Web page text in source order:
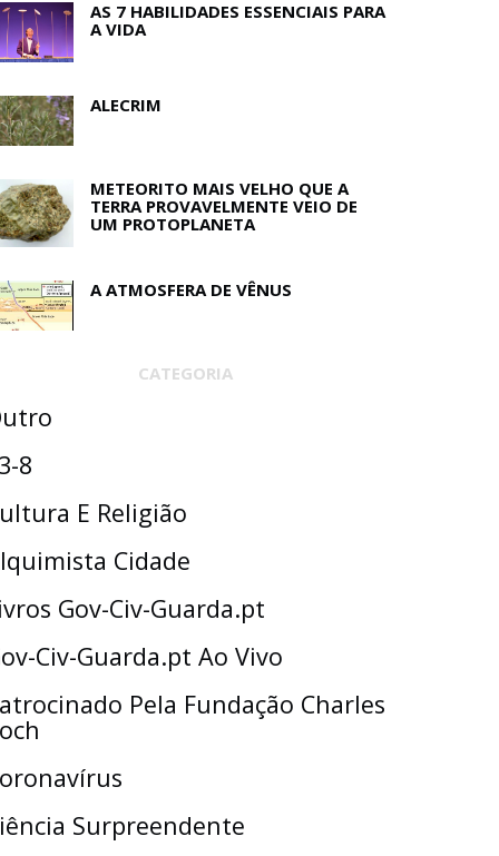
AS 7 HABILIDADES ESSENCIAIS PARA
A VIDA
ALECRIM
METEORITO MAIS VELHO QUE A
TERRA PROVAVELMENTE VEIO DE
UM PROTOPLANETA
A ATMOSFERA DE VÊNUS
CATEGORIA
8
E Religião
Cidade
Gov-Civ-Guarda.pt
Civ-Guarda.pt Ao Vivo
Pela Fundação Charles
Surpreendente